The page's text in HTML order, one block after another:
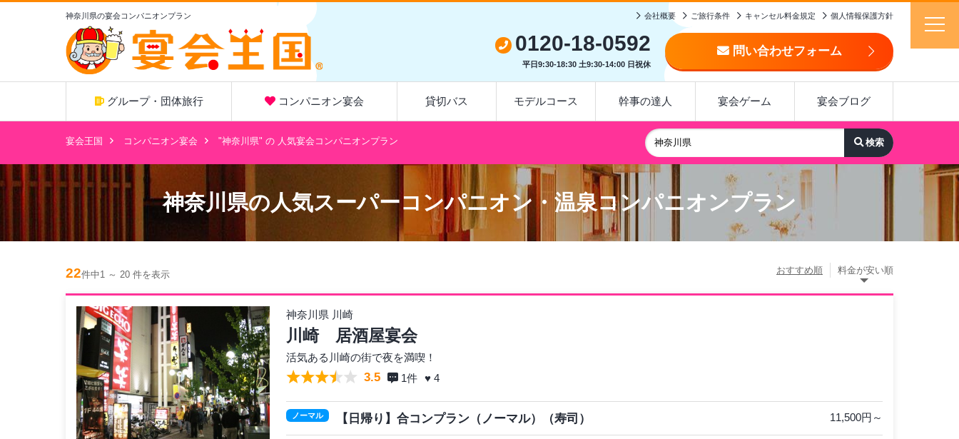
神奈川県の宴会コンパニオンプラン 会社概要 ご旅行条件 キャンセル料金規定 個人情報保護方針
0120-18-0592
平日9:30-18:30 土9:30-14:00 日祝休
問い合わせフォーム
グループ・団体旅行 コンパニオン宴会 貸切バス モデルコース 幹事の達人 宴会ゲーム 宴会ブログ
宴会王国 コンパニオン宴会 "神奈川県" の 人気宴会コンパニオンプラン
神奈川県の人気スーパーコンパニオン・温泉コンパニオンプラン
22件中1 ～ 20 件を表示 おすすめ順 料金が安い順
神奈川県 川崎
川崎 居酒屋宴会
活気ある川崎の街で夜を満喫！
3.5 1件 ♥ 4
ノーマル 【日帰り】合コンプラン（ノーマル）（寿司） 11,500円～